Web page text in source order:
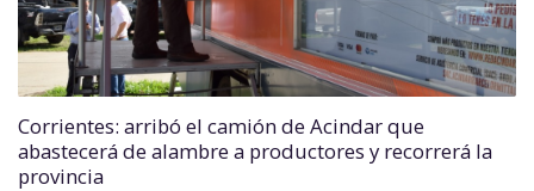
Corrientes: arribó el camión de Acindar que
abastecerá de alambre a productores y recorrerá la
provincia